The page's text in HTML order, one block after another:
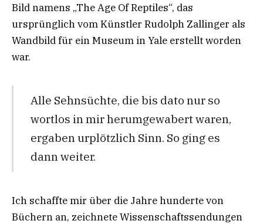
Bild namens „The Age Of Reptiles“, das
ursprünglich vom Künstler Rudolph Zallinger als
Wandbild für ein Museum in Yale erstellt worden
war.
Alle Sehnsüchte, die bis dato nur so
wortlos in mir herumgewabert waren,
ergaben urplötzlich Sinn. So ging es
dann weiter.
Ich schaffte mir über die Jahre hunderte von
Büchern an, zeichnete Wissenschaftssendungen